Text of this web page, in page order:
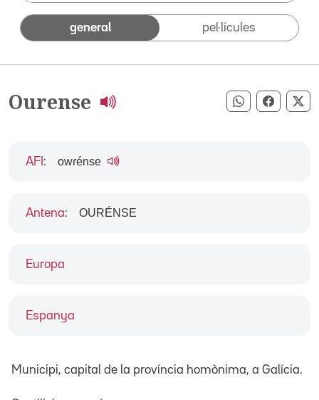
general pel·lícules
Ourense Compartir
Europa
Espanya
AFI : owɾénse
Antena: OURÉNSE
Municipi, capital de la província homònima, a Galícia.